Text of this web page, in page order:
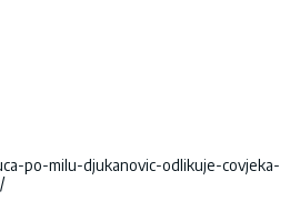
po-milu-djukanovic-odlikuje-covjeka-